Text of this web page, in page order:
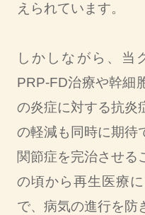
えられています。
しかしながら、当
PRP-FD治療や幹細
の炎症に対する抗炎
の軽減も同時に期待
関節症を完治させる
の頃から再生医療
で、病気の進行を防